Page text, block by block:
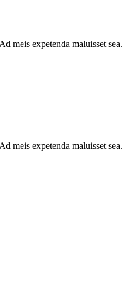
meis expetenda maluisset sea.
meis expetenda maluisset sea.